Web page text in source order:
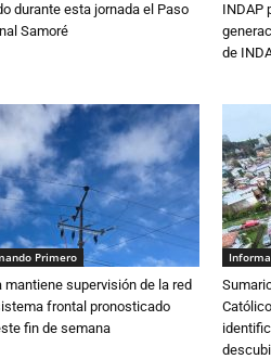
durante esta jornada el Paso
Samoré
INDAP
de
Primero
mantiene supervisión de la red
frontal pronosticado
fin de semana